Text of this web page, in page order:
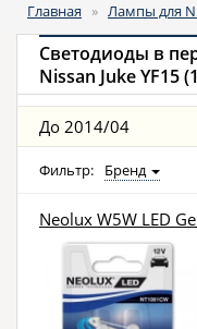
Главная » Лампы для
Светодиоды в
Nissan Juke YF15
До 2014/04
Фильтр: Бренд
Neolux W5W LED